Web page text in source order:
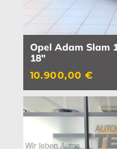
Opel Adam Slam
18"
10.900,00 €